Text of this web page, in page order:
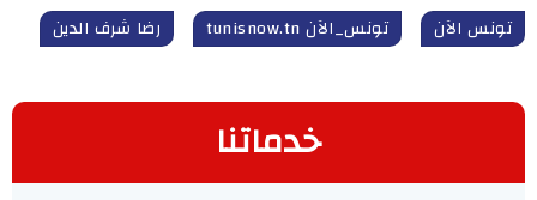
تونس الآن تونس_الآن tunisnow.tn رضا شرف الدين
خدماتنا